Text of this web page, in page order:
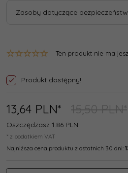
Zasoby dotyczące
Ten produkt nie ma
Produkt dostępny!
13,64 PLN* 15,50 PLN*
Oszczędzasz 1.86 PLN
* z podatkiem VAT
Najniższa cena produktu z ostatnich 30 dni: